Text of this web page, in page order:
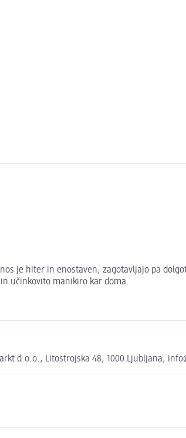
je hiter in enostaven, zagotavljajo pa
učinkovito manikiro kar doma.
d.o.o., Litostrojska 48, 1000 Ljubljana,